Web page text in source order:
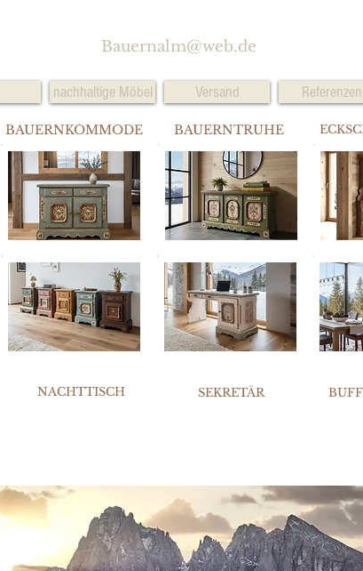
Bauernalm@web.de
nachhaltige Möbel Versand Referenzen
BAUERNKOMMODE BAUERNTRUHE
NACHTTISCH SEKRETÄR